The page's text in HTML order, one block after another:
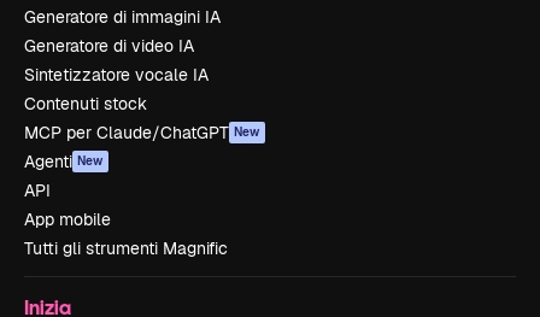
Generatore di immagini IA
Generatore di video IA
Sintetizzatore vocale IA
Contenuti stock
MCP per Claude/ChatGPT New
Agenti New
API
App mobile
Tutti gli strumenti Magnific
Inizia